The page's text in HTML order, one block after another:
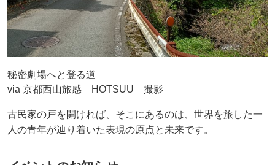
秘密劇場へと登る道
via 京都西山旅感 HOTSUU 撮影
古民家の戸を開ければ、そこにあるのは、世界を旅した一
人の青年が辿り着いた表現の原点と未来です。